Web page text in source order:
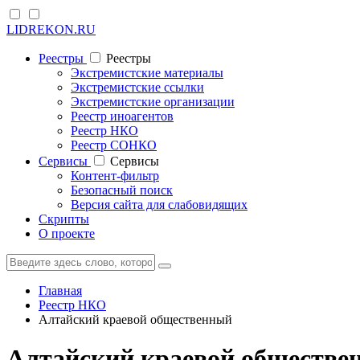
LIDREKON.RU
Реестры
Реестры
Экстремистские материалы
Экстремистские ссылки
Экстремистские организации
Реестр иноагентов
Реестр НКО
Реестр СОНКО
Cервисы
Cервисы
Контент-фильтр
Безопасный поиск
Версия сайта для слабовидящих
Скрипты
О проекте
Главная
Реестр НКО
Алтайский краевой общественный